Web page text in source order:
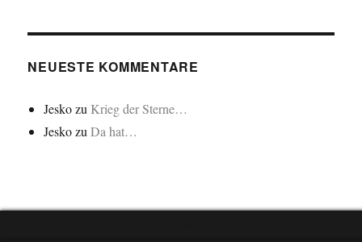
NEUESTE KOMMENTARE
Jeskozu Krieg der Sterne…
JeskozuDa hat…